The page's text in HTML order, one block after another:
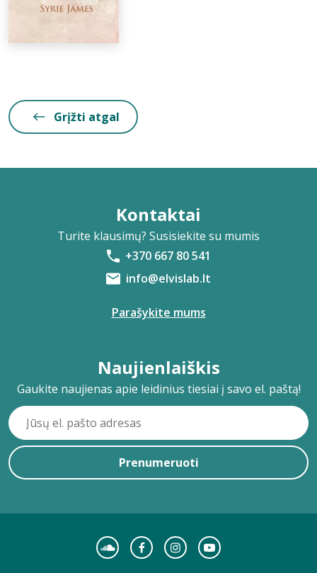
Grįžti atgal
Kontaktai
Turite klausimų? Susisiekite su mumis
+370 667 80 541
info@elvislab.lt
Parašykite mums
Naujienlaiškis
Gaukite naujienas apie leidinius tiesiai į savo el. paštą!
Prenumeruoti